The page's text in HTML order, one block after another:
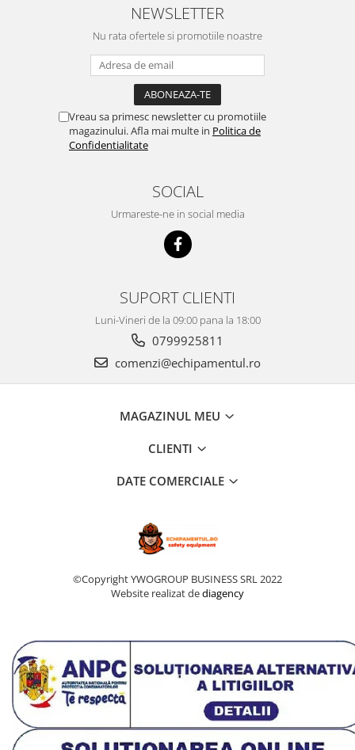
NEWSLETTER
Nu rata ofertele si promotiile noastre
Vreau sa primesc newsletter cu promotiile
magazinului. Afla mai multe in Politica de
Confidentialitate
SOCIAL
Urmareste-ne in social media
SUPORT CLIENTI
Luni-Vineri de la 09:00 pana la 18:00
0799925811
comenzi@echipamentul.ro
MAGAZINUL MEU
CLIENTI
DATE COMERCIALE
©Copyright YWOGROUP BUSINESS SRL 2022
Website realizat dediagency